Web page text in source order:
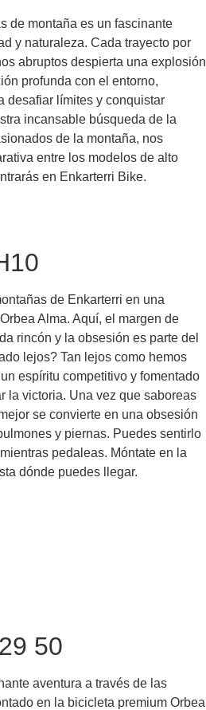
de montaña es un fascinante
y naturaleza. Cada trayecto por
abruptos despierta una explosión
profunda con el entorno,
desafiar límites y conquistar
incansable búsqueda de la
de la montaña, nos
entre los modelos de alto
en Enkarterri Bike.
de Enkarterri en una
Alma. Aquí, el margen de
rincón y la obsesión es parte del
lejos? Tan lejos como hemos
espíritu competitivo y fomentado
la victoria. Una vez que saboreas
se convierte en una obsesión
y piernas. Puedes sentirlo
pedaleas. Móntate en la
dónde puedes llegar.
50
aventura a través de las
en la bicicleta premium Orbea